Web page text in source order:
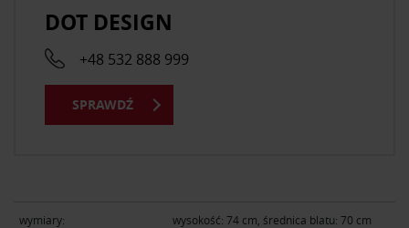
wymiary: wysokość: 74 cm, średnica blatu: 70 cm
DOT DESIGN
+48 532 888 999
SPRAWDŹ